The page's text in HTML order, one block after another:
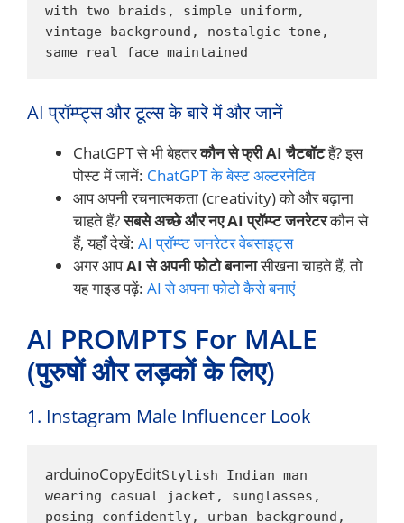
with two braids, simple uniform,
vintage background, nostalgic tone,
same real face maintained
AI प्रॉम्प्ट्स और टूल्स के बारे में और जानें
ChatGPT से भी बेहतरकौन से फ्री AI चैटबॉटहैं? इस
पोस्ट में जानें: ChatGPT के बेस्ट अल्टरनेटिव
आप अपनी रचनात्मकता (creativity) को और बढ़ाना
चाहते हैं?सबसे अच्छे और नए AI प्रॉम्प्ट जनरेटरकौन से
हैं, यहाँ देखें: AI प्रॉम्प्ट जनरेटर वेबसाइट्स
अगर आपAI से अपनी फोटो बनानासीखना चाहते हैं, तो
यह गाइड पढ़ें: AI से अपना फोटो कैसे बनाएं
AI PROMPTS For MALE
(पुरुषों और लड़कों के लिए)
1. Instagram Male Influencer Look
arduinoCopyEditStylish Indian man
wearing casual jacket, sunglasses,
posing confidently, urban background,